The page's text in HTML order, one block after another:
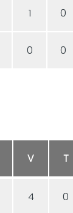
1 0
0 0
V T
4 0